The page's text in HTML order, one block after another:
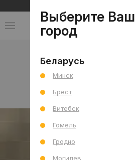
Выберите Ваш
город
Беларусь
Минск
Брест
Витебск
Гомель
Гродно
Могилев